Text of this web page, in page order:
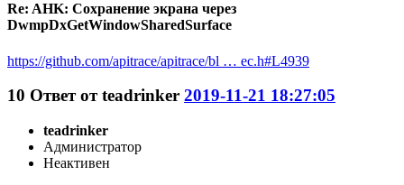
Re: AHK: Сохранение экрана через
DwmpDxGetWindowSharedSurface
https://github.com/apitrace/apitrace/bl … ec.h#L4939
10 Ответ отteadrinker 2019-11-21 18:27:05
teadrinker
Администратор
Неактивен